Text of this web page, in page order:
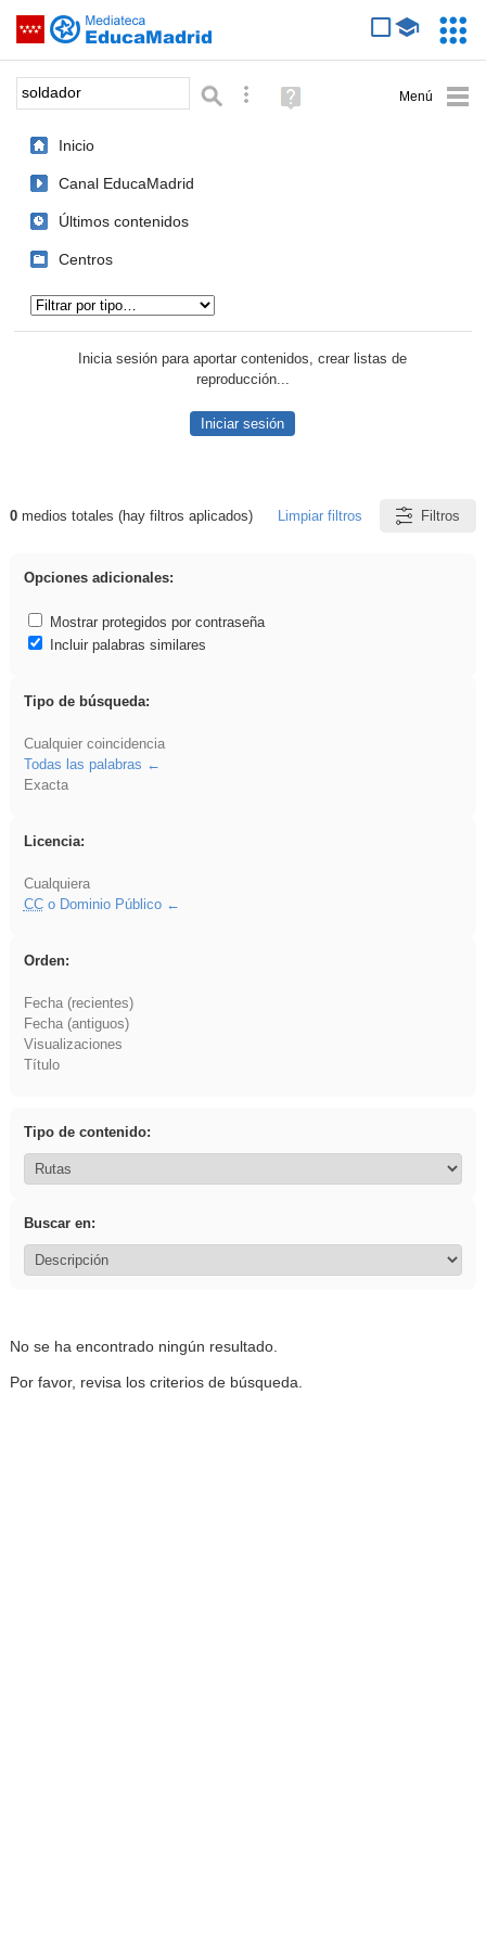
Saltar navegación
Palabra o frase: Búsqueda avanzada
Ayuda
(en
Inicio
Canal EducaMadrid
Últimos contenidos
Centros
Inicia sesión para aportar contenidos, crear listas de
reproducción...
Iniciar sesión
Resultados de: soldador
0medios totales (hay filtros aplicados) Limpiar filtros Filtros
Opciones adicionales:
Mostrar protegidos por contraseña
Incluir palabras similares
Tipo de búsqueda:
Cualquier coincidencia
Todas las palabras
Exacta
Licencia:
Cualquiera
CCo Dominio Público
Orden:
Fecha (recientes)
Fecha (antiguos)
Visualizaciones
Título
Tipo de contenido:
Buscar en:
No se ha encontrado ningún resultado.
Por favor, revisa los criterios de búsqueda.